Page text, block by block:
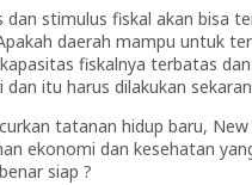
dan stimulus fiskal akan
daerah mampu untuk
fiskalnya terbatas
dan itu harus dilakukan
tatanan hidup baru,
ekonomi dan kesehatan
siap ?